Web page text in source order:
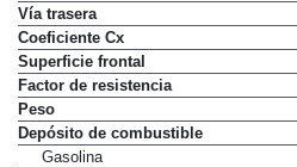
Vía trasera
Coeficiente Cx
Superficie frontal
Factor de resistencia
Peso
Depósito de combustible
Gasolina